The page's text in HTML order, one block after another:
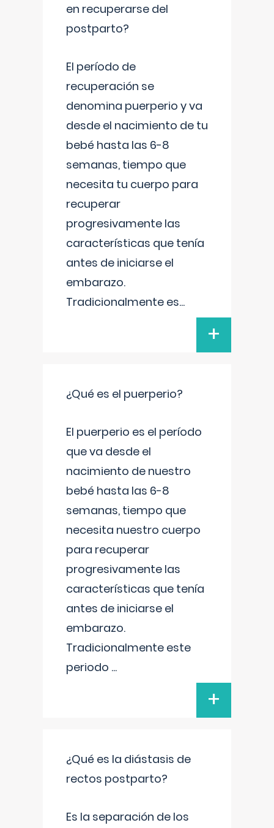
en recuperarse del
postparto?
El período de
recuperación se
denomina puerperio y va
desde el nacimiento de tu
bebé hasta las 6-8
semanas, tiempo que
necesita tu cuerpo para
recuperar
progresivamente las
características que tenía
antes de iniciarse el
embarazo.
Tradicionalmente es...
+
¿Qué es el puerperio?
El puerperio es el período
que va desde el
nacimiento de nuestro
bebé hasta las 6-8
semanas, tiempo que
necesita nuestro cuerpo
para recuperar
progresivamente las
características que tenía
antes de iniciarse el
embarazo.
Tradicionalmente este
periodo ...
+
¿Qué es la diástasis de
rectos postparto?
Es la separación de los